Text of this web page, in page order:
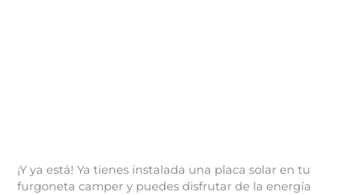
¡Y ya está! Ya tienes instalada una placa solar en tu
furgoneta camper y puedes disfrutar de la energía